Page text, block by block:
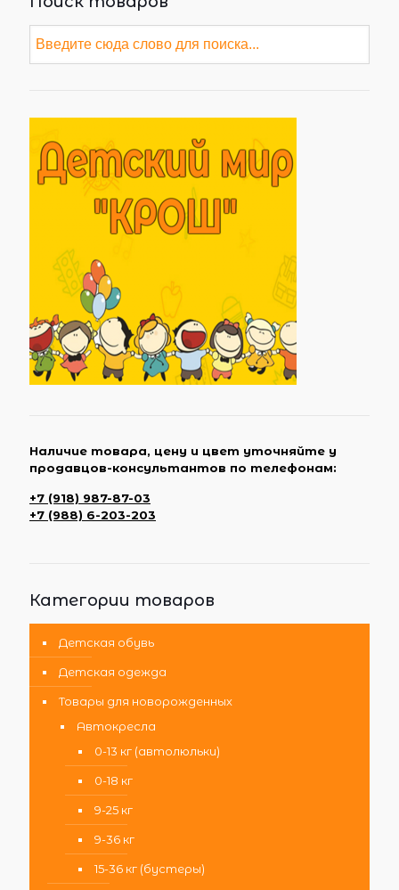
Наличие товара, цену и цвет уточняйте у
продавцов-консультантов по телефонам:
+7 (918) 987-87-03
+7 (988) 6-203-203
Категории товаров
Детская обувь
Детская одежда
Товары для новорожденных
Автокресла
0-13 кг (автолюльки)
0-18 кг
9-25 кг
9-36 кг
15-36 кг (бустеры)